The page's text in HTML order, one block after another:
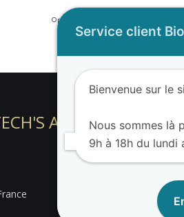
Opinion of Maxime O. on his
ADDRESS
Service client
Bienvenue sur le
Nous sommes là
9h à 18h du lundi